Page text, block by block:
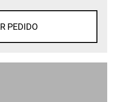
PEDIDO